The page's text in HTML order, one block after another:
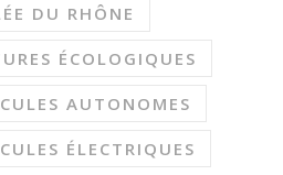
DU RHÔNE
ÉCOLOGIQUES
AUTONOMES
ÉLECTRIQUES